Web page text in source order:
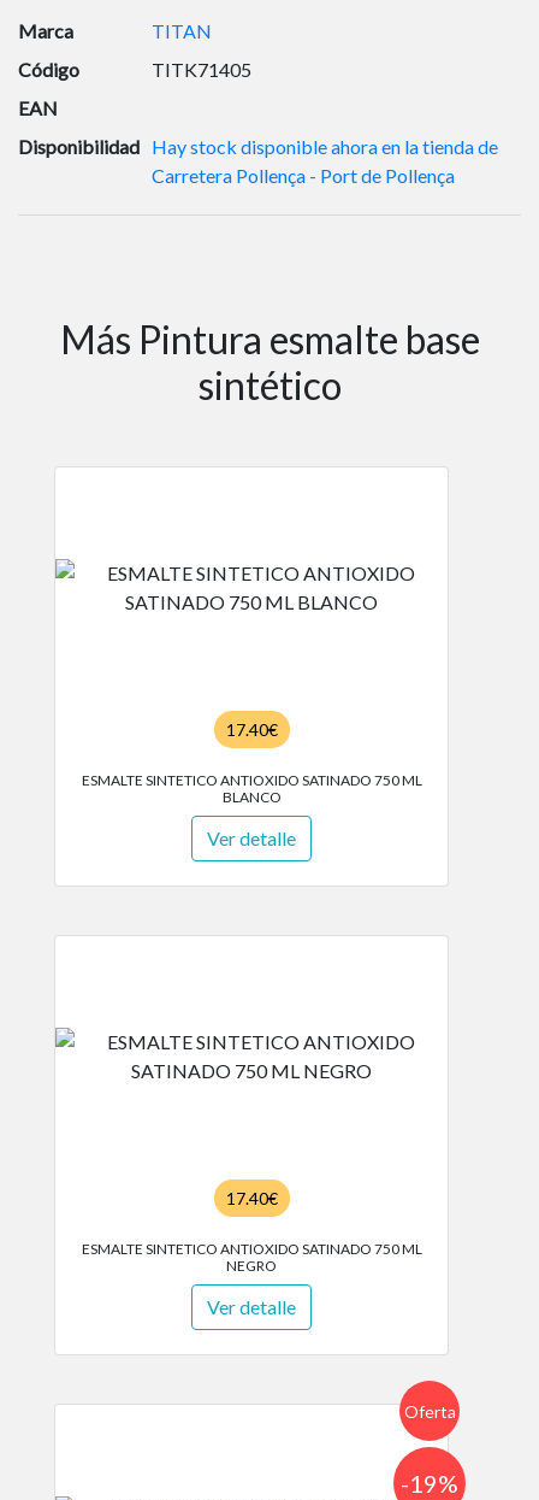
Marca
TITAN
Código
TITK71405
EAN
Disponibilidad Hay stock disponible ahora en la tienda de
Carretera Pollença - Port de Pollença
Más Pintura esmalte base
sintético
17.40€
ESMALTE SINTETICO ANTIOXIDO SATINADO 750 ML
BLANCO
Ver detalle
17.40€
ESMALTE SINTETICO ANTIOXIDO SATINADO 750 ML
NEGRO
Ver detalle
Oferta
-19%